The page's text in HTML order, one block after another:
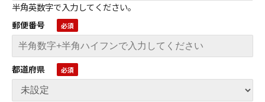
半角英数字で入力してください。
郵便番号
都道府県